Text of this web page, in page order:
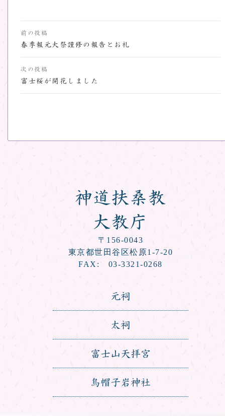
投
稿
ナ
ビ
前の投稿
春季報元大祭謹修の報告とお礼
次の投稿
富士桜が開花しました
神道扶桑教
大教庁
〒156-0043
東京都世田谷区松原1-7-20
FAX: 03-3321-0268
元祠
太祠
富士山天拝宮
烏帽子岩神社